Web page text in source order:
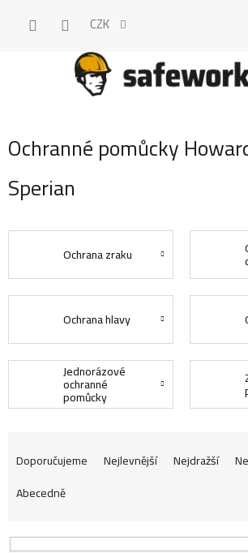
CZK
Ochranné pomůcky
Sperian
Ochrana zraku
Ochrana hlavy
Jednorázové
ochranné
pomůcky
Ř
a
Doporučujeme Nejlevnější Nejdražší
Abecedně